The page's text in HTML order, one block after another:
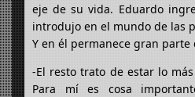
eje de su vida. Eduardo
introdujo en el mundo de las
Y en él permanece gran parte
-El resto trato de estar lo
Para mí es cosa